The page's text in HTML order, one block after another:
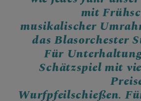
mit
musikalischer
das Blasorchester
Für
Schätzspiel mit
Wurfpfeilschießen.